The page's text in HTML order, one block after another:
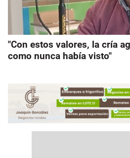
"Con estos valores, la cría
como nunca había visto"